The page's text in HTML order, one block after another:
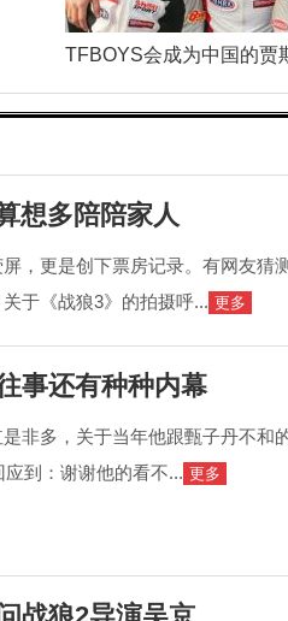
TFBOYS会成为中国的贾
伯
想多陪陪家人
，更是创下票房记录。有网友猜
于《战狼3》的拍摄呼... 更多
事还有种种内幕
非多，关于当年他跟甄子丹不和
应到：谢谢他的看不... 更多